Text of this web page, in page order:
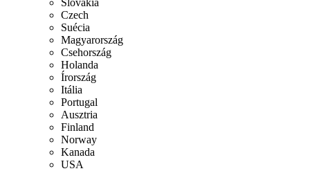
Slovakia
Czech
Suécia
Magyarország
Csehország
Holanda
Írország
Itália
Portugal
Ausztria
Finland
Norway
Kanada
USA